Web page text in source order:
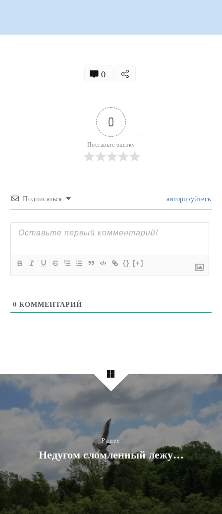
0
0
Поставьте оценку
Подписаться авторизуйтесь
{} [+]
0 КОММЕНТАРИЙ
Ранее
Недугом сломленный лежу…